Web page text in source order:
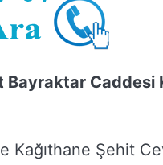
Bayraktar Caddesi
Kağıthane Şehit